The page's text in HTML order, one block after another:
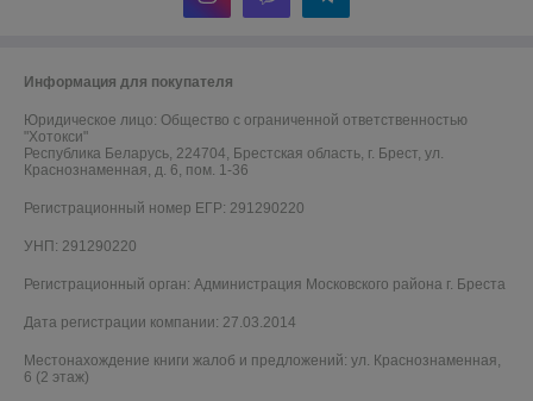
Информация для покупателя
Юридическое лицо: Общество с ограниченной ответственностью
"Хотокси"
Республика Беларусь, 224704, Брестская область, г. Брест, ул.
Краснознаменная, д. 6, пом. 1-36
Регистрационный номер ЕГР: 291290220
УНП: 291290220
Регистрационный орган: Администрация Московского района г. Бреста
Дата регистрации компании: 27.03.2014
Местонахождение книги жалоб и предложений: ул. Краснознаменная,
6 (2 этаж)